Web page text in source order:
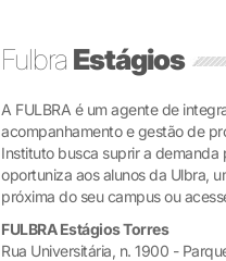
Fulbra Estágios
A FULBRA é um agente de
acompanhamento e gestão de
Instituto busca suprir a
oportuniza aos alunos da Ulbra,
próxima do seu campus ou
FULBRA Estágios Torres
Rua Universitária, n. 1900 -